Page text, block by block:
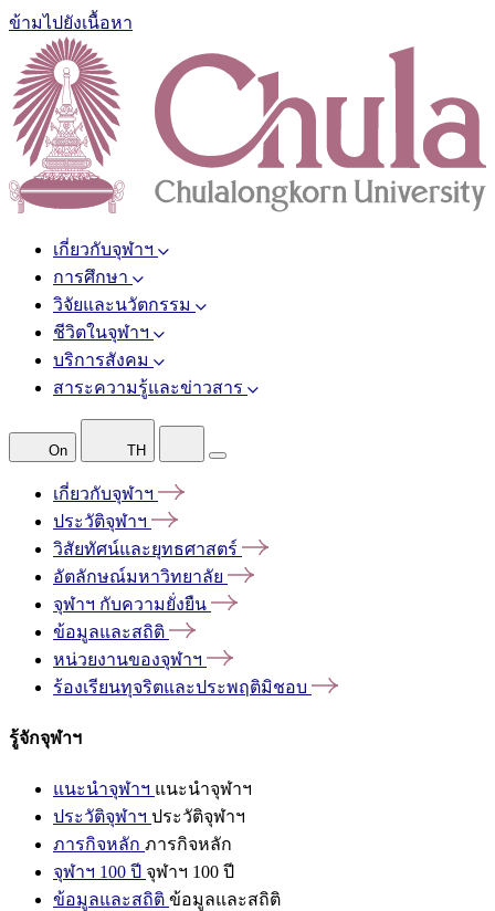
ข้ามไปยังเนื้อหา
เกี่ยวกับจุฬาฯ
การศึกษา
วิจัยและนวัตกรรม
ชีวิตในจุฬาฯ
บริการสังคม
สาระความรู้และข่าวสาร
On TH
เกี่ยวกับจุฬาฯ
ประวัติจุฬาฯ
วิสัยทัศน์และยุทธศาสตร์
อัตลักษณ์มหาวิทยาลัย
จุฬาฯ กับความยั่งยืน
ข้อมูลและสถิติ
หน่วยงานของจุฬาฯ
ร้องเรียนทุจริตและประพฤติมิชอบ
รู้จักจุฬาฯ
แนะนำจุฬาฯ แนะนำจุฬาฯ
ประวัติจุฬาฯ ประวัติจุฬาฯ
ภารกิจหลัก ภารกิจหลัก
จุฬาฯ 100 ปี จุฬาฯ 100 ปี
ข้อมูลและสถิติ ข้อมูลและสถิติ